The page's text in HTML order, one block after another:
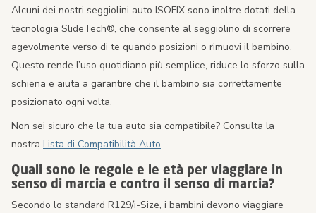
Alcuni dei nostri seggiolini auto ISOFIX sono inoltre dotati della
tecnologia SlideTech®, che consente al seggiolino di scorrere
agevolmente verso di te quando posizioni o rimuovi il bambino.
Questo rende l’uso quotidiano più semplice, riduce lo sforzo sulla
schiena e aiuta a garantire che il bambino sia correttamente
posizionato ogni volta.
Non sei sicuro che la tua auto sia compatibile? Consulta la
nostra Lista di Compatibilità Auto.
Quali sono le regole e le età per viaggiare in
senso di marcia e contro il senso di marcia?
Secondo lo standard R129/i-Size, i bambini devono viaggiare